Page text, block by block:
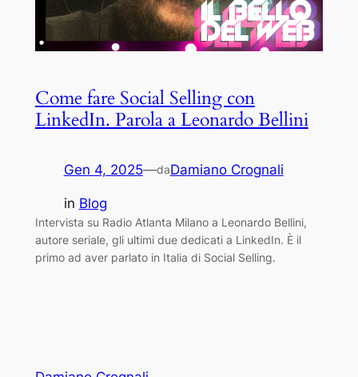
Come fare Social Selling con
LinkedIn. Parola a Leonardo Bellini
Gen 4, 2025—daDamiano Crognali
in Blog
Intervista su Radio Atlanta Milano a Leonardo Bellini,
autore seriale, gli ultimi due dedicati a LinkedIn. È il
primo ad aver parlato in Italia di Social Selling.